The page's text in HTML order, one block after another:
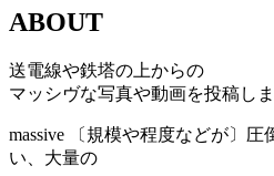
ABOUT
送電線や鉄塔の上からの
マッシヴな写真や動画を投稿しま
massive 〔規模や程度などが〕
い、大量の